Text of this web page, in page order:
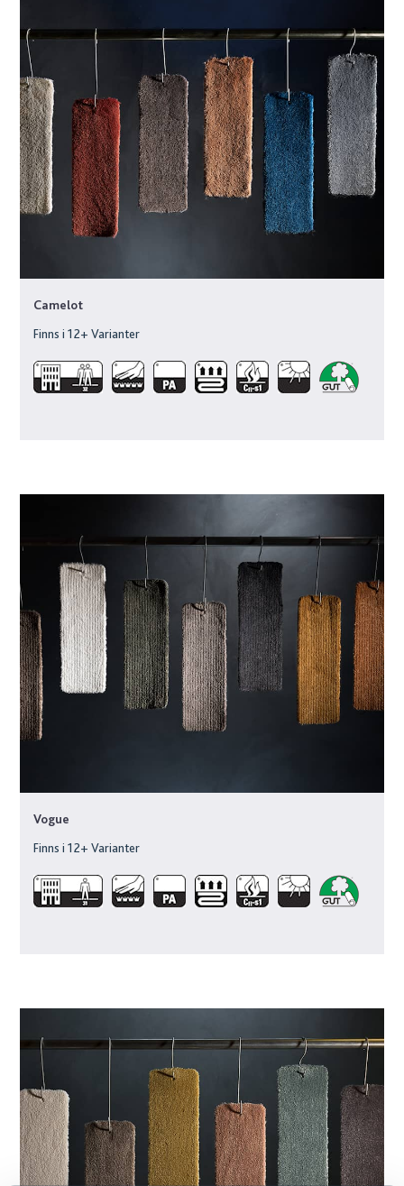
Camelot
Finns i12+ Varianter
Vogue
Finns i12+ Varianter